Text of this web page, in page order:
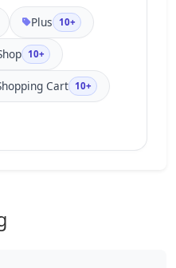
Plus 10+
10+
Cart 10+